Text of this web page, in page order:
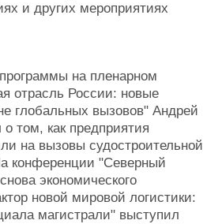
и других мероприятиях
на пленарном
отрасль России: новые
глобальных вызовов" Андрей
о том, как предприятия
на вызовы судостроительной
конференции "Северный
экономического
новой мировой логистики:
магистрали" выступил